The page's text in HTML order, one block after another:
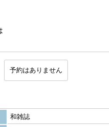
予約はありません
和雑誌